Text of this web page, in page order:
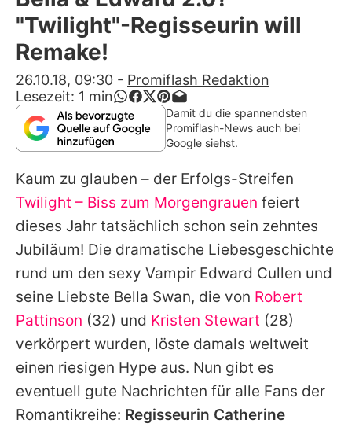
Alle Themen auf Promiflash
Jobs
App runterladen
Team
Redaktionelle Richtlinien
Impressum
Datenschutzerklärung
Nutzungsbedingungen
Utiq verwalten
"Twilight"-Regisseurin will
Remake!
26.10.18, 09:30 - Promiflash Redaktion
Lesezeit: 1 min
Damit du die spannendsten
Promiflash-News auch bei
Google siehst.
Kaum zu glauben – der Erfolgs-Streifen
Twilight – Biss zum Morgengrauen feiert
dieses Jahr tatsächlich schon sein zehntes
Jubiläum! Die dramatische Liebesgeschichte
rund um den sexy Vampir Edward Cullen und
seine Liebste Bella Swan, die von Robert
Pattinson (32) und Kristen Stewart (28)
verkörpert wurden, löste damals weltweit
einen riesigen Hype aus. Nun gibt es
eventuell gute Nachrichten für alle Fans der
Romantikreihe: Regisseurin Catherine